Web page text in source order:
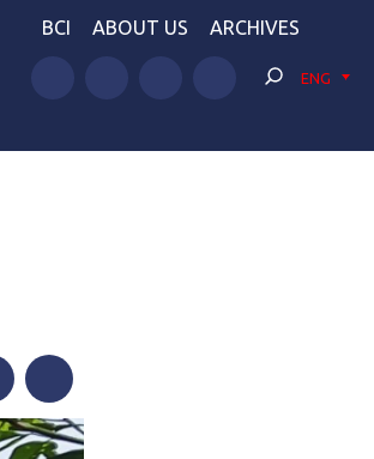
BCI ABOUT US ARCHIVES
ENG
Telegram